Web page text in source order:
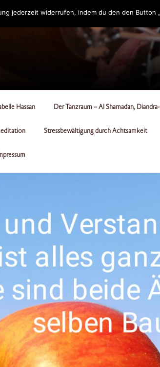
Hassan Der Tanzraum – Al Shamadan,
Stressbewältigung durch Achtsamkeit
jederzeit widerrufen, indem du den den Button